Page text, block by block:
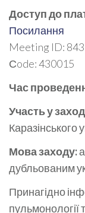
Доступ до
Посилання
Meeting ID:
Сode: 430015
Час
Участь у
Каразінського
Мова заходу:
дубльованим
Принагідно
пульмонології